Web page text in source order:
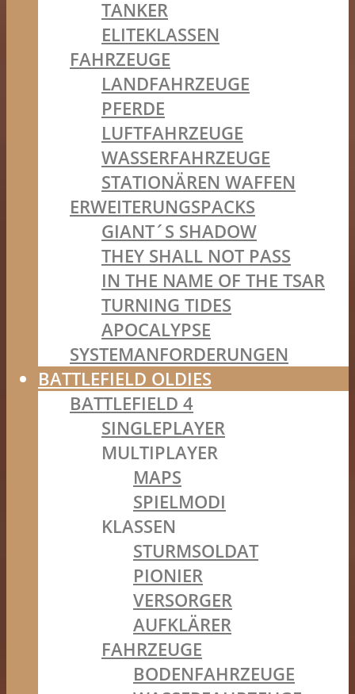
TANKER
ELITEKLASSEN
FAHRZEUGE
LANDFAHRZEUGE
PFERDE
LUFTFAHRZEUGE
WASSERFAHRZEUGE
STATIONÄREN WAFFEN
ERWEITERUNGSPACKS
GIANT´S SHADOW
THEY SHALL NOT PASS
IN THE NAME OF THE TSAR
TURNING TIDES
APOCALYPSE
SYSTEMANFORDERUNGEN
BATTLEFIELD OLDIES
BATTLEFIELD 4
SINGLEPLAYER
MULTIPLAYER
MAPS
SPIELMODI
KLASSEN
STURMSOLDAT
PIONIER
VERSORGER
AUFKLÄRER
FAHRZEUGE
BODENFAHRZEUGE